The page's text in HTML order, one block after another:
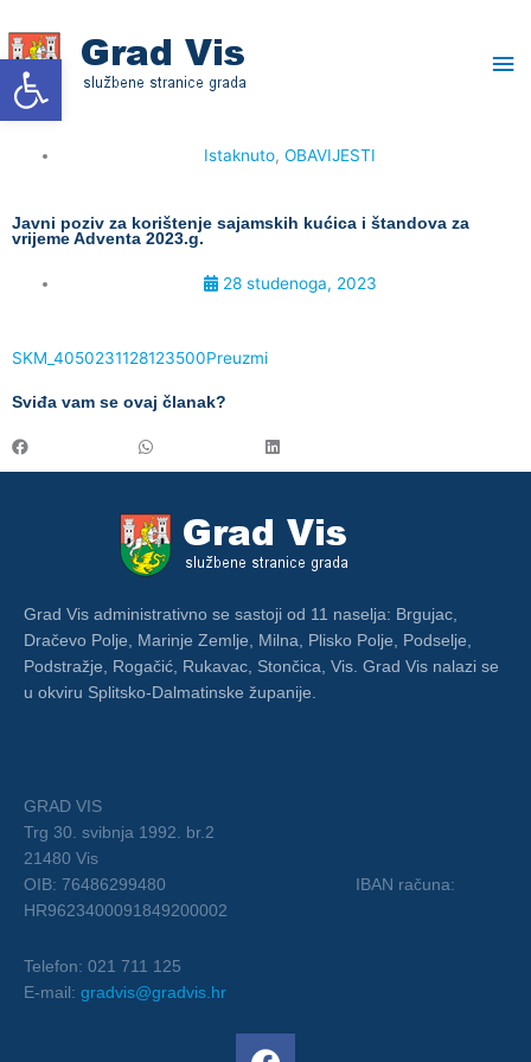
Open toolbar
to
content
Istaknuto,OBAVIJESTI
Javni poziv za korištenje sajamskih kućica i štandova za
vrijeme Adventa 2023.g.
28 studenoga, 2023
SKM_4050231128123500Preuzmi
Sviđa vam se ovaj članak?
Grad Vis administrativno se sastoji od 11 naselja: Brgujac,
Dračevo Polje, Marinje Zemlje, Milna, Plisko Polje, Podselje,
Podstražje, Rogačić, Rukavac, Stončica, Vis. Grad Vis nalazi se
u okviru Splitsko-Dalmatinske županije.
GRAD VIS
Trg 30. svibnja 1992. br.2
21480 Vis
OIB: 76486299480 IBAN računa:
HR9623400091849200002
Telefon: 021 711 125
E-mail: gradvis@gradvis.hr
F